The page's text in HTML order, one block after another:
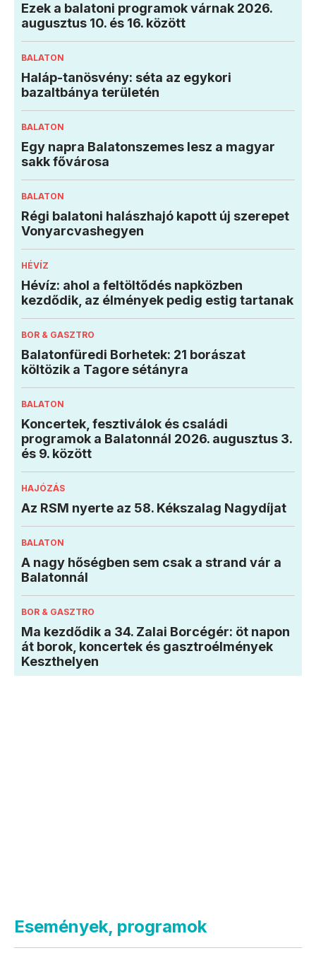
Ezek a balatoni programok várnak 2026.
augusztus 10. és 16. között
BALATON
Haláp-tanösvény: séta az egykori
bazaltbánya területén
BALATON
Egy napra Balatonszemes lesz a magyar
sakk fővárosa
BALATON
Régi balatoni halászhajó kapott új szerepet
Vonyarcvashegyen
HÉVÍZ
Hévíz: ahol a feltöltődés napközben
kezdődik, az élmények pedig estig tartanak
BOR & GASZTRO
Balatonfüredi Borhetek: 21 borászat
költözik a Tagore sétányra
BALATON
Koncertek, fesztiválok és családi
programok a Balatonnál 2026. augusztus 3.
és 9. között
HAJÓZÁS
Az RSM nyerte az 58. Kékszalag Nagydíjat
BALATON
A nagy hőségben sem csak a strand vár a
Balatonnál
BOR & GASZTRO
Ma kezdődik a 34. Zalai Borcégér: öt napon
át borok, koncertek és gasztroélmények
Keszthelyen
Események, programok